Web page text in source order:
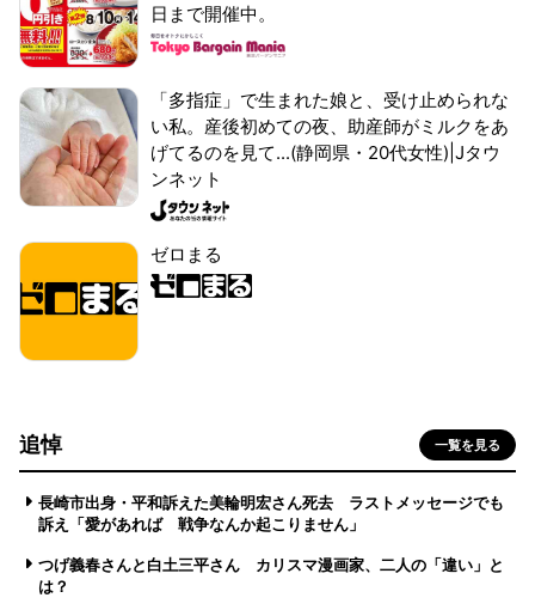
日まで開催中。
「多指症」で生まれた娘と、受け止められな
い私。産後初めての夜、助産師がミルクをあ
げてるのを見て...(静岡県・20代女性)|Jタウ
ンネット
ゼロまる
追悼 一覧を見る
長崎市出身・平和訴えた美輪明宏さん死去 ラストメッセージでも
訴え「愛があれば 戦争なんか起こりません」
つげ義春さんと白土三平さん カリスマ漫画家、二人の「違い」と
は？